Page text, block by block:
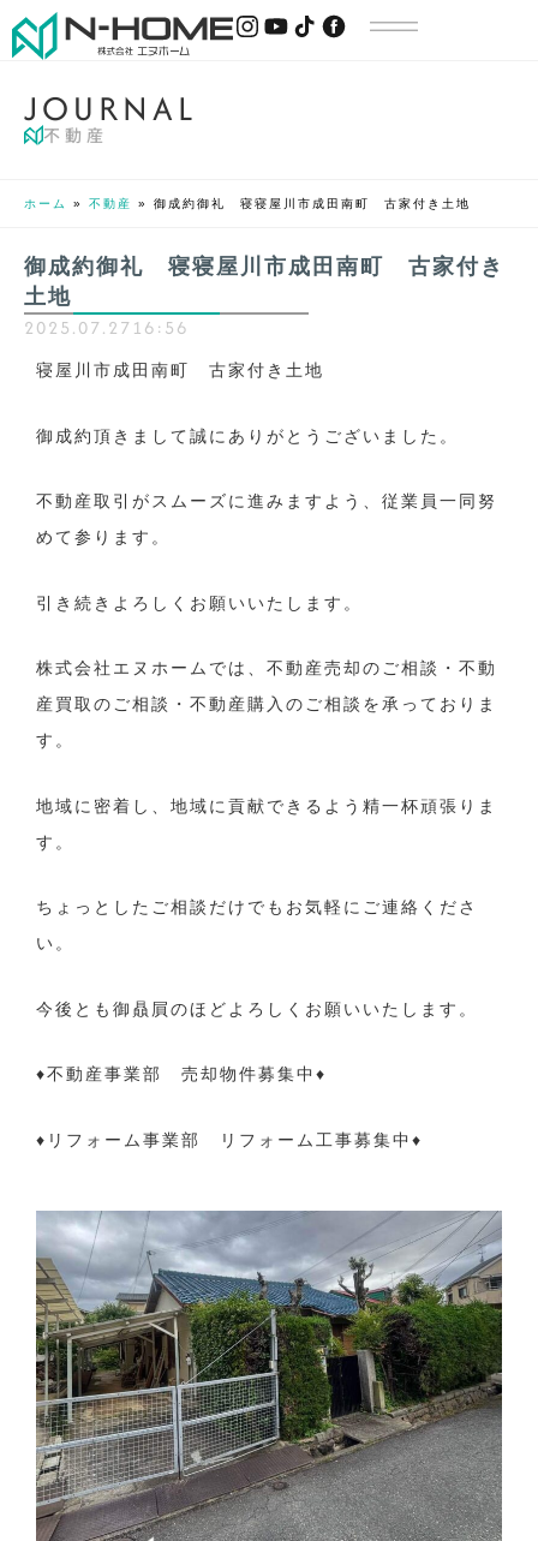
JOU RNAL
不動産
ホーム » 不動産 » 御成約御礼 寝寝屋川市成田南町 古家付き土地
御成約御礼 寝寝屋川市成田南町 古家付き
土地
2025.07.2716:56
寝屋川市成田南町 古家付き土地
御成約頂きまして誠にありがとうございました。
不動産取引がスムーズに進みますよう、従業員一同努
めて参ります。
引き続きよろしくお願いいたします。
株式会社エヌホームでは、不動産売却のご相談・不動
産買取のご相談・不動産購入のご相談を承っておりま
す。
地域に密着し、地域に貢献できるよう精一杯頑張りま
す。
ちょっとしたご相談だけでもお気軽にご連絡くださ
い。
今後とも御贔屓のほどよろしくお願いいたします。
♦不動産事業部 売却物件募集中♦
♦リフォーム事業部 リフォーム工事募集中♦